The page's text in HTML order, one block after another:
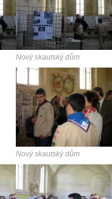
Nový skautský dům
Nový skautský dům